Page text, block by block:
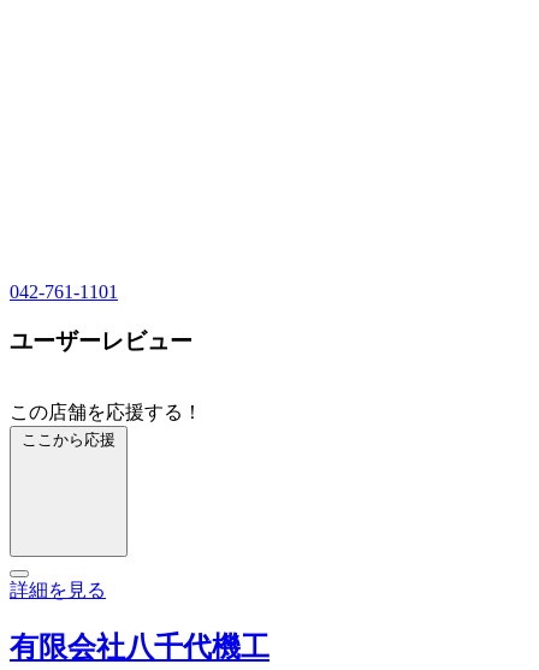
042-761-1101
ユーザーレビュー
この店舗を応援する！
ここから応援
詳細を見る
有限会社八千代機工